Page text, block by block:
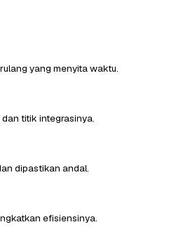
yang menyita waktu.
titik integrasinya.
dipastikan andal.
efisiensinya.